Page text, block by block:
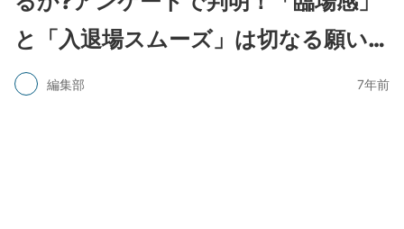
と「入退場スムーズ」は切なる願い…
編集部 7年前